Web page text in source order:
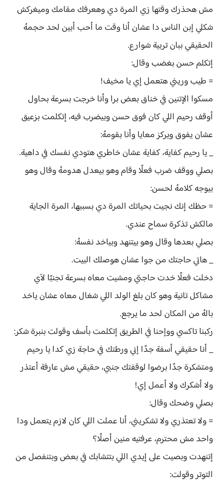
مش هحذرك وقتها زي المرة دي وهعرفك مقامك وميغركش
شكلي إبن الناس دا عشان أنا وقت ما أحب أبين لحد حجمهُ
الحقيقي ببان تربية شوارع.
إتكلم حسن بغضب وقال:
= طيب وريني هتعمل إي يا مخيف!
مسكوا الإتنين في خناق بعض برا وأنا خرجت بسرعة بحاول
أوقف رحيم اللي كان فوق حسن وبيضرب فيه، إتكلمت بزعيق
عشان يفوق ويركز معايا وأنا بقومهُ:
_ يا رحيم كفاية، كفاية عشان خاطري هتودي نفسك في داهية.
بصلي ووقف ضرب فعلًا وقام وهو بيعدل هدومهُ وقال وهو
بيوجه كلامهُ لحسن:
= حظك إنك نجيت بحياتك المرة دي بسببها، المرة الجاية
مالكش تذكرة سماح عندي.
بصلي بعدها وقال وهو بيتنهد وبياخد نفسهُ:
_ هاتي حاجتك من جوا عشان هوصلك البيت.
دخلت فعلًا خدت حاجتي ومشيت معاه بسرعة تجنبًا لآي
مشاكل تانية وهو كان بلغ الولد اللي شغال معاه عشان ياخد
بالهُ من المكان لحد ما يرجع.
ركبنا تاكسي ووإحنا في الطريق إتكلمت بأسف وقولت بنبرة شكر:
_ أنا حقيقي أسفة جدًا إني ورطتك في حاجة زي كدا يا رحيم
ومتشكرة جدًا برضوا لوقفتك جنبي، حقيقي مش عارفة أعتذر
ولا أشكرك ولا أعمل إي!
بصلي وضحك وقال:
= ولا تعتذري ولا تشكريني، أنا عملت اللي كان لازم يتعمل ودا
واحد مش محترم، عرفتيه منين أصلًا؟
إتنهدت وبصيت على إيدي اللي بتتشابك في بعض وبتنفصل من
التوتر وقولت: